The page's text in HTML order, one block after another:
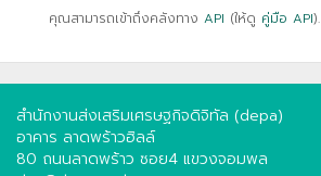
คุณสามารถเข้าถึงคลังทาง API (ให้ดู คู่มือ API).
สำนักงานส่งเสริมเศรษฐกิจดิจิทัล (depa)
อาคาร ลาดพร้าวฮิลล์
80 ถนนลาดพร้าว ซอย4 แขวงจอมพล